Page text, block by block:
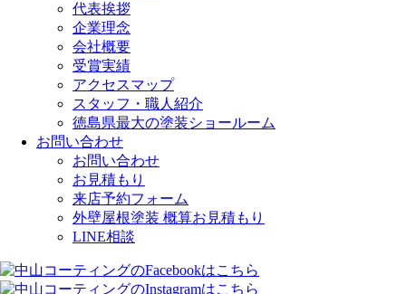
代表挨拶
企業理念
会社概要
受賞実績
アクセスマップ
スタッフ・職人紹介
徳島県最大の塗装ショールーム
お問い合わせ
お問い合わせ
お見積もり
来店予約フォーム
外壁屋根塗装 概算お見積もり
LINE相談